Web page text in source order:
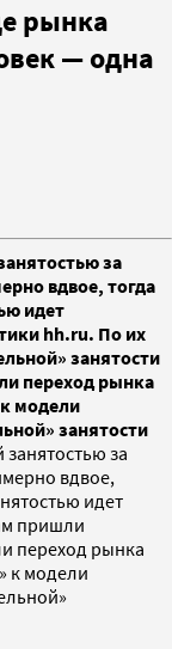
рынка
— одна
за
вдвое, тогда
идет
hh.ru. По их
занятости
переход рынка
модели
занятости
за
вдвое,
идет
пришли
переход рынка
к модели